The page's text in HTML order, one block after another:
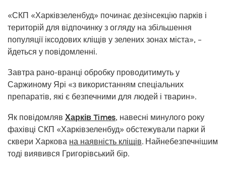
«СКП «Харківзеленбуд» починає дезінсекцію парків і
територій для відпочинку з огляду на збільшення
популяції іксодових кліщів у зелених зонах міста», –
йдеться у повідомленні.
Завтра рано-вранці обробку проводитимуть у
Саржиному Ярі «з використанням спеціальних
препаратів, які є безпечними для людей і тварин».
Як повідомляв Харків Times, навесні минулого року
фахівці СКП «Харківзеленбуд» обстежували парки й
сквери Харкова на наявність кліщів. Найнебезпечнішим
тоді виявився Григорівський бір.